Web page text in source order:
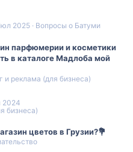
Вопросы о Батуми
2025
парфюмерии и косметики
в каталоге Мадлоба мой
и реклама (для бизнеса)
бизнеса)
2024
цветов в Грузии?💐